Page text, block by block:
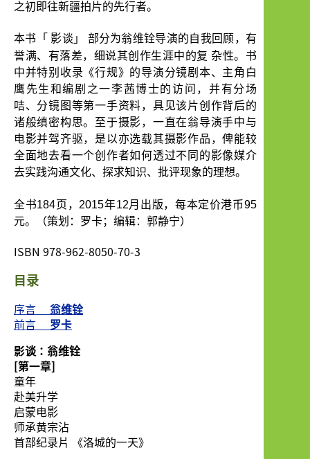
之初即往新疆拍片的先行者。
本书 「 影谈 」
部分为翁维铨导演的自我回顾，有
誉满、有落差，细说其创作生涯中的复 杂性。书
中并特别收录《行规》的导演分镜剧本、主角白
鹰先生和编剧之一李茜博士的访问，并有分场
咭、分镜图等第一手资料，具见该片创作背后的
诸般缜密构思。至于摄影，一直在翁导演手中与
电影并驾齐驱，是以亦选载其摄影作品，俾能较
全面地去看一个创作者如何透过不同的影像媒介
去实践沟通文化、探求知识、批评现象的理想。
全书184页， 2015年12月出版，每本定价港币95
元。（策划：罗卡；编辑：郭静宁）
ISBN 978-962-8050-70-3
目录
序言 翁维铨
前言 罗卡
影谈：翁维铨
[第一章]
童年
赴美升学
启蒙电影
师承黄宗沾
首部纪录片 《洛城的一天》